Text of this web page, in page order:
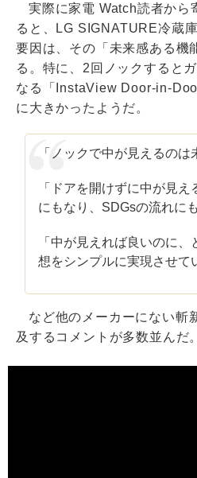
実際に家電 Watch読者から
ると、LG SIGNATURE冷蔵
要因は、その「未来感ある機
る。特に、2回ノックすると
なる「InstaView Door-in-
に大きかったようだ。
「ノックで中が見えるのは
「ドアを開けずに中が見
にもなり、SDGsの流れに
「中が見えれば良いのに
想をシンプルに実現させて
など他のメーカーにない斬
及するコメントが多数並んだ。